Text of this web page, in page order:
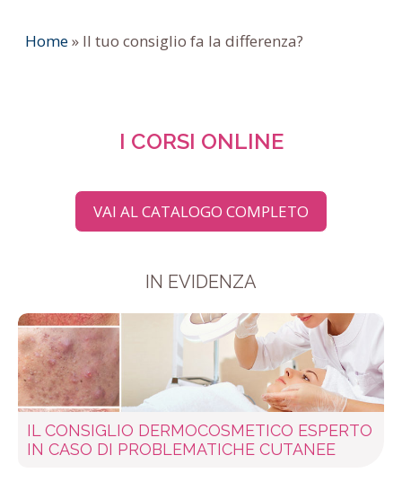
Home» Il tuo consiglio fa la differenza?
I CORSI ONLINE
VAI AL CATALOGO COMPLETO
IN EVIDENZA
IL CONSIGLIO DERMOCOSMETICO ESPERTO
IN CASO DI PROBLEMATICHE CUTANEE